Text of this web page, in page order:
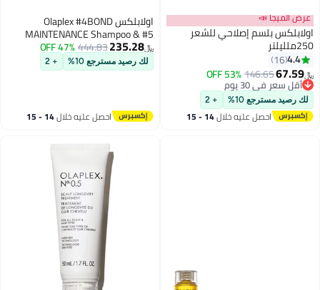
عرض الميجا 📣
اولابلكس بلسم إصلاحي للشعر
250ملليلتر
4.4
16
﷼‏67.59
146.65
53% OFF
أقل سعر في 30 يوم
أقل سعر في 30 يوم
لك رصيد مسترجع 10% + 2
احصل عليه خلال 14 - 15
اولابلكس Olaplex #4BOND
MAINTENANCE Shampoo & #5
BOND MAINTENANCE COND 8.5OZ
+ OLAPLEX #7 BONDING OIL
30ML/1OZ
﷼‏235.28
444.83
47% OFF
لك رصيد مسترجع 10% + 2
احصل عليه خلال 14 - 15